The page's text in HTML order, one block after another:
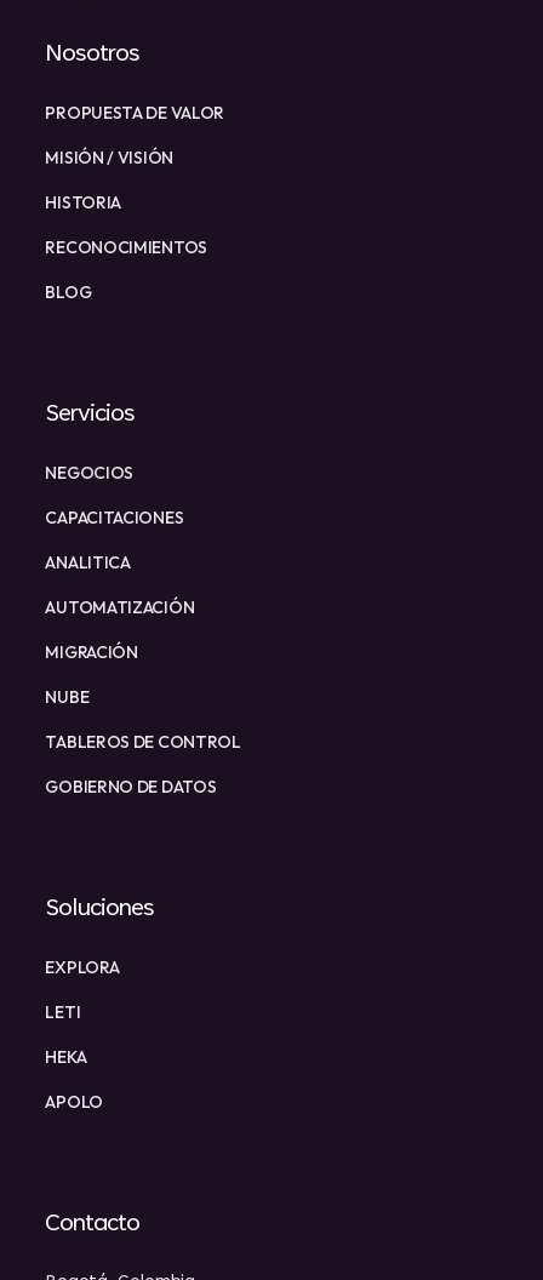
Nosotros
PROPUESTA DE VALOR
MISIÓN / VISIÓN
HISTORIA
RECONOCIMIENTOS
BLOG
Servicios
NEGOCIOS
CAPACITACIONES
ANALITICA
AUTOMATIZACIÓN
MIGRACIÓN
NUBE
TABLEROS DE CONTROL
GOBIERNO DE DATOS
Soluciones
EXPLORA
LETI
HEKA
APOLO
Contacto